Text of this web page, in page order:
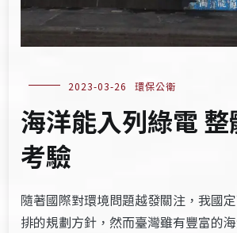
2023-03-26 環保公衛
海洋能入列綠電
考驗
隨著國際對環境問題越發關注，我國
排的規劃方針，然而臺灣雖有豐富的